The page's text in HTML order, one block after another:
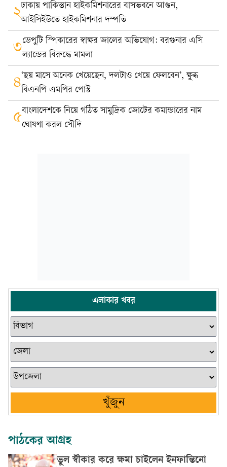
২ঢাকায় পাকিস্তান হাইকমিশনারের বাসভবনে আগুন,
আইসিইউতে হাইকমিশনার দম্পতি
৩ডেপুটি স্পিকারের স্বাক্ষর জালের অভিযোগ: বরগুনার এসি
ল্যান্ডের বিরুদ্ধে মামলা
৪‘ছয় মাসে অনেক খেয়েছেন, দলটাও খেয়ে ফেলবেন’, ক্ষুব্ধ
বিএনপি এমপির পোস্ট
৫বাংলাদেশকে নিয়ে গঠিত সামুদ্রিক জোটের কমান্ডারের নাম
ঘোষণা করল সৌদি
এলাকার খবর
খুঁজুন
পাঠকের আগ্রহ
ভুল স্বীকার করে ক্ষমা চাইলেন ইনফান্তিনো